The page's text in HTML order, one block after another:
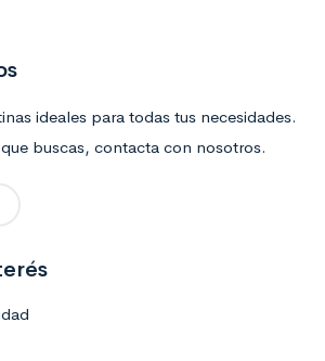
ideales para todas tus necesidades.
buscas, contacta con nosotros.